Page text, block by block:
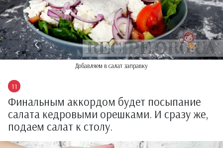
Добавляем в салат заправку
Финальным аккордом будет посыпание
салата кедровыми орешками. И сразу же,
подаем салат к столу.